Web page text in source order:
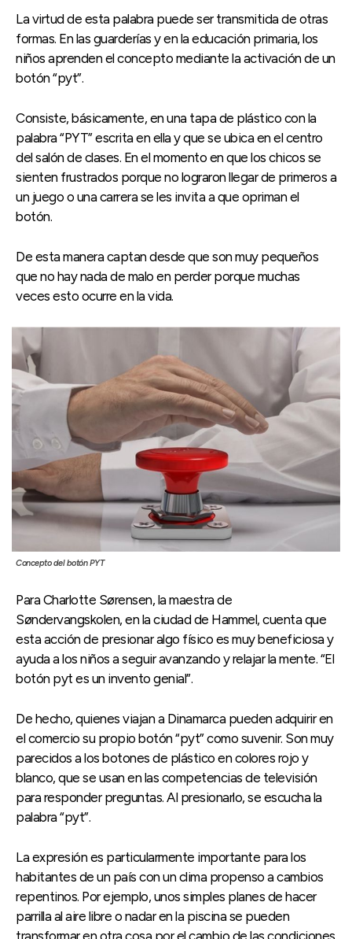
La virtud de esta palabra puede ser transmitida de otras
formas. En las guarderías y en la educación primaria, los
niños aprenden el concepto mediante la activación de un
botón “pyt”.
Consiste, básicamente, en una tapa de plástico con la
palabra “PYT” escrita en ella y que se ubica en el centro
del salón de clases. En el momento en que los chicos se
sienten frustrados porque no lograron llegar de primeros a
un juego o una carrera se les invita a que opriman el
botón.
De esta manera captan desde que son muy pequeños
que no hay nada de malo en perder porque muchas
veces esto ocurre en la vida.
Concepto del botón PYT
Para Charlotte Sørensen, la maestra de
Søndervangskolen, en la ciudad de Hammel, cuenta que
esta acción de presionar algo físico es muy beneficiosa y
ayuda a los niños a seguir avanzando y relajar la mente. “El
botón pyt es un invento genial”.
De hecho, quienes viajan a Dinamarca pueden adquirir en
el comercio su propio botón “pyt” como suvenir. Son muy
parecidos a los botones de plástico en colores rojo y
blanco, que se usan en las competencias de televisión
para responder preguntas. Al presionarlo, se escucha la
palabra “pyt”.
La expresión es particularmente importante para los
habitantes de un país con un clima propenso a cambios
repentinos. Por ejemplo, unos simples planes de hacer
parrilla al aire libre o nadar en la piscina se pueden
transformar en otra cosa por el cambio de las condiciones